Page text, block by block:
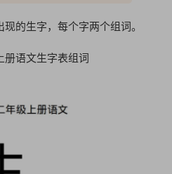
的生字，每个字两个组词。
册语文生字表组词